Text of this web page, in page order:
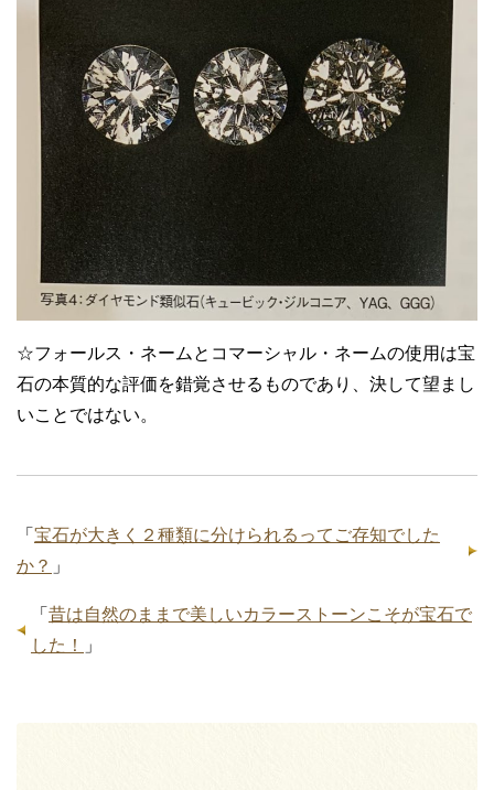
☆フォールス・ネームとコマーシャル・ネームの使用は宝
石の本質的な評価を錯覚させるものであり、決して望まし
いことではない。
「 宝石が大きく２種類に分けられるってご存知でした
か？ 」
「 昔は自然のままで美しいカラーストーンこそが宝石で
した！
」